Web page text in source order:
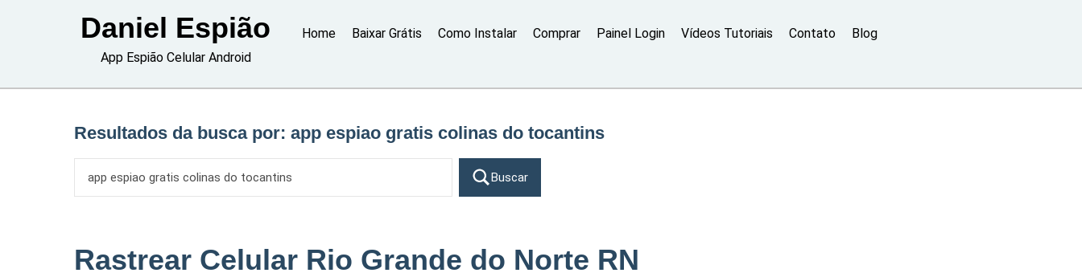
Daniel Espião
App Espião Celular Android
Home Baixar Grátis Como Instalar Comprar Painel Login Vídeos Tutoriais Contato Blog
Resultados da busca por: app espiao gratis colinas do tocantins
Buscar
Rastrear Celular Rio Grande do Norte RN